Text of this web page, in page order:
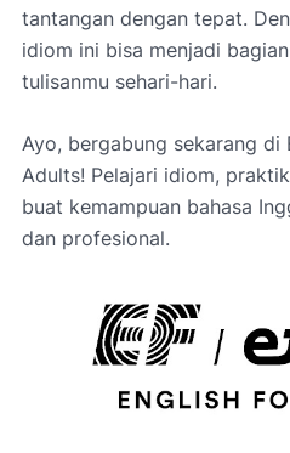
tantangan dengan tepat.
idiom ini bisa menjadi
tulisanmu sehari-hari.
Ayo, bergabung sekarang di
Adults! Pelajari idiom,
buat kemampuan bahasa
dan profesional.